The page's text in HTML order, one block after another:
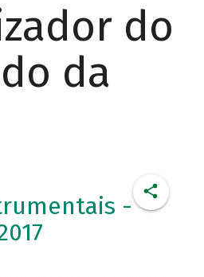
do
da
-